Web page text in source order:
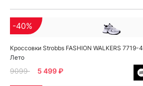
Кроссовки Strobbs FASHION WALKERS 7719-4
Лето
-40%
9099 5 499 ₽